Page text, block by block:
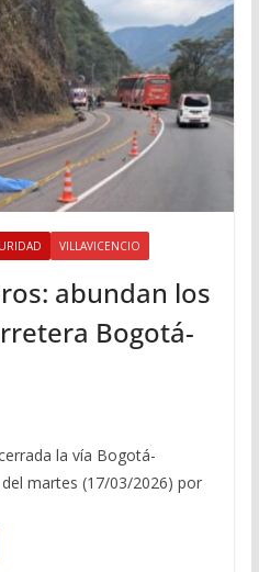
VILLAVICENCIO
abundan los
Bogotá-
la vía Bogotá-
martes (17/03/2026) por